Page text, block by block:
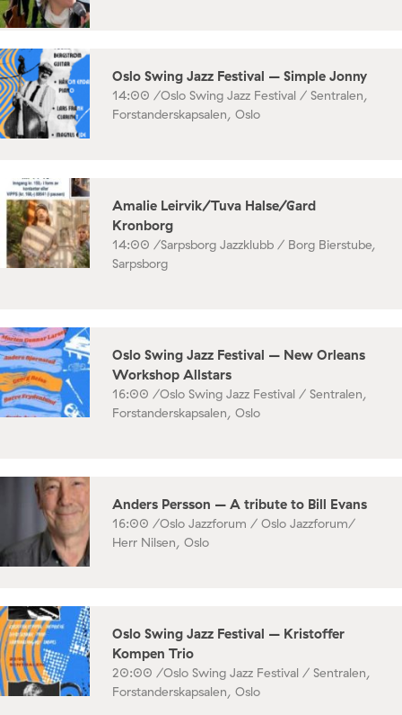
Oslo Swing Jazz Festival – Simple Jonny
14:00 /Oslo Swing Jazz Festival / Sentralen,
Forstanderskapsalen, Oslo
Amalie Leirvik/Tuva Halse/Gard
Kronborg
14:00 /Sarpsborg Jazzklubb / Borg Bierstube,
Sarpsborg
Oslo Swing Jazz Festival – New Orleans
Workshop Allstars
16:00 /Oslo Swing Jazz Festival / Sentralen,
Forstanderskapsalen, Oslo
Anders Persson – A tribute to Bill Evans
16:00 /Oslo Jazzforum / Oslo Jazzforum/
Herr Nilsen, Oslo
Oslo Swing Jazz Festival – Kristoffer
Kompen Trio
20:00 /Oslo Swing Jazz Festival / Sentralen,
Forstanderskapsalen, Oslo